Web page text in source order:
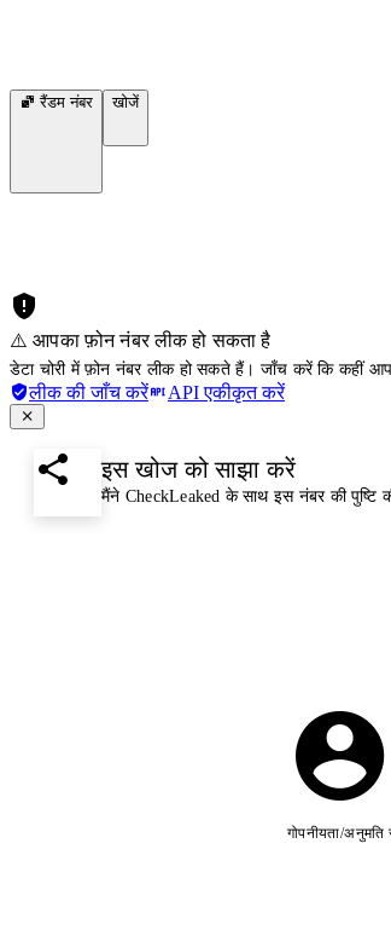
रैंडम नंबर खोजें
⚠️ आपका फ़ोन नंबर लीक हो सकता है
डेटा चोरी में फ़ोन नंबर लीक हो सकते हैं। जाँच करें कि कहीं
लीक की जाँच करें API एकीकृत करें
इस खोज को साझा करें
मैंने CheckLeaked के साथ इस नंबर की पुष्टि
गोपनीयता/